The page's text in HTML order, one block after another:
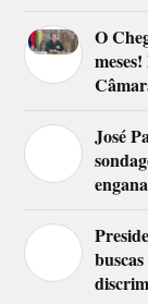
O
José